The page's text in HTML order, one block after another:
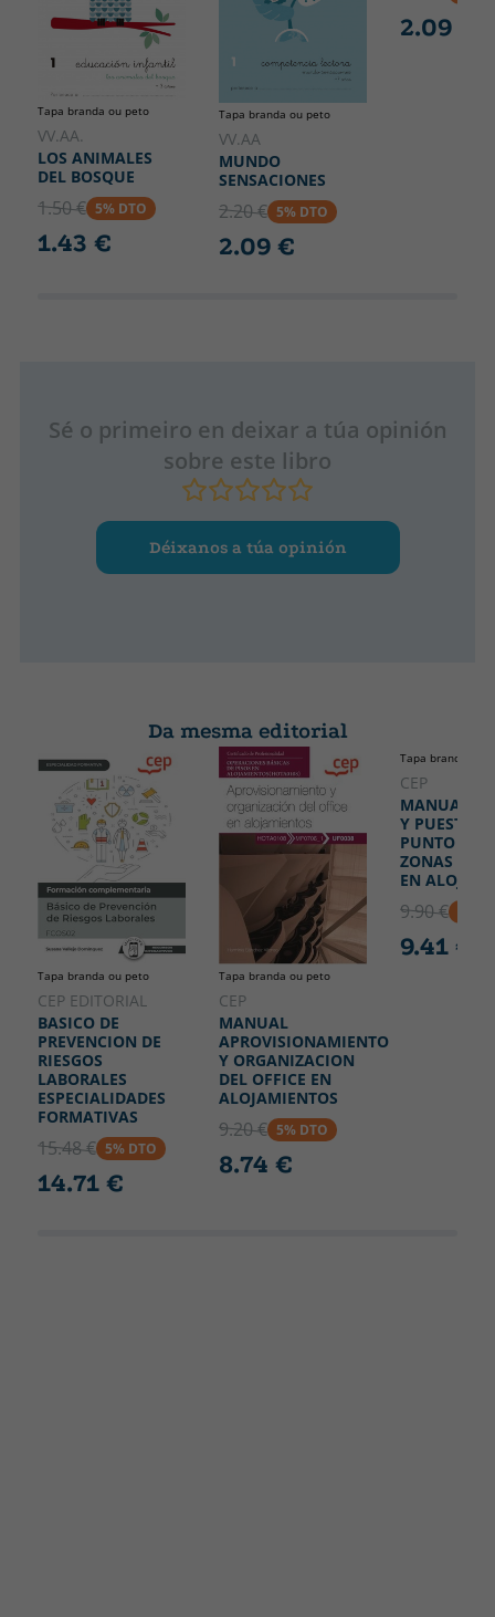
Tapa branda ou peto
VV.AA.
LOS ANIMALES
DEL BOSQUE
1.50 € 5% DTO
1.43 €
Tapa branda ou peto
VV.AA
MUNDO
SENSACIONES
2.20 € 5% DTO
2.09 €
2.09 €
Sé o primeiro en deixar a túa opinión
sobre este libro
Déixanos a túa opinión
Da mesma editorial
Tapa branda ou peto
CEP EDITORIAL
BASICO DE
PREVENCION DE
RIESGOS
LABORALES
ESPECIALIDADES
FORMATIVAS
15.48 € 5% DTO
14.71 €
Tapa branda ou peto
CEP
MANUAL
APROVISIONAMIENTO
Y ORGANIZACION
DEL OFFICE EN
ALOJAMIENTOS
9.20 € 5% DTO
8.74 €
Tapa branda ou
CEP
MANUAL
Y PUESTA A
PUNTO DE
ZONAS
EN
9.90 €
9.41 €